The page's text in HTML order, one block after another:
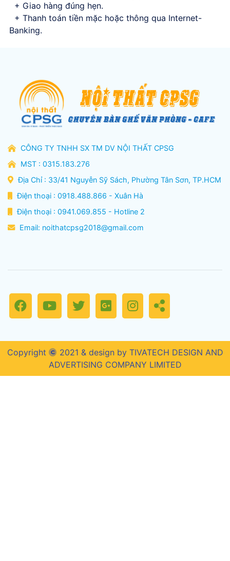
+ Giao hàng đúng hẹn.
+ Thanh toán tiền mặc hoặc thông qua Internet-
Banking.
CÔNG TY TNHH SX TM DV NỘI THẤT CPSG
MST : 0315.183.276
Địa Chỉ : 33/41 Nguyễn Sỹ Sách, Phường Tân Sơn, TP.HCM
Điện thoại : 0918.488.866 - Xuân Hà
Điện thoại : 0941.069.855 - Hotline 2
Email: noithatcpsg2018@gmail.com
Copyright
2021 & design by TIVATECH DESIGN AND
ADVERTISING COMPANY LIMITED